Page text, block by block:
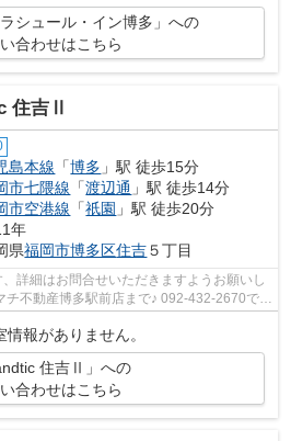
ラシュール・イン博多」への
合わせはこちら
住吉Ⅱ
島本線 「博多 」駅 徒歩15分
市七隈線 「渡辺通 」駅 徒歩14分
市空港線 「祇園 」駅 徒歩20分
年
県福岡市博多区住吉５丁目
詳細はお問合せいただきますようお願いし
不動産博多駅前店まで♪ 092-432-2670で
！♪
情報がありません。
住吉Ⅱ」への
合わせはこちら